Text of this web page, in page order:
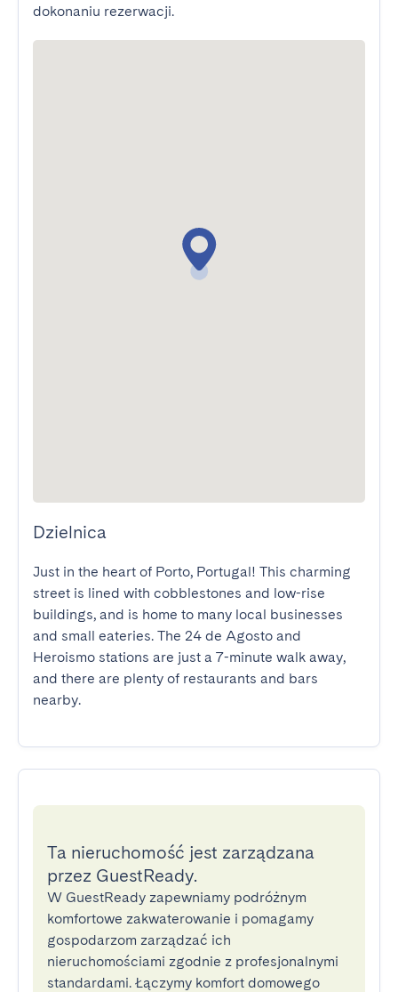
dokonaniu rezerwacji.
Dzielnica
Just in the heart of Porto, Portugal! This charming
street is lined with cobblestones and low-rise
buildings, and is home to many local businesses
and small eateries. The 24 de Agosto and
Heroismo stations are just a 7-minute walk away,
and there are plenty of restaurants and bars
nearby.
Ta nieruchomość jest zarządzana
przez GuestReady.
W GuestReady zapewniamy podróżnym
komfortowe zakwaterowanie i pomagamy
gospodarzom zarządzać ich
nieruchomościami zgodnie z profesjonalnymi
standardami. Łączymy komfort domowego